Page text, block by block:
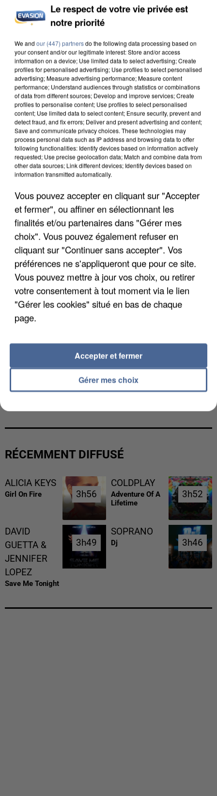
INCENDIES : L’ÎLE-DE-FRANCE LANCE UN ÉLAN
DE SOLIDARITÉ AVEC LES...
APRÈS TOUTES CES CANICULES, LES REFUGES
DE FAUNE SAUVAGE SONT...
L’UN DES FONDATEURS SUPPOSÉS DE LA DZ
RÉCEMMENT DIFFUSÉ
ALICIA KEYS
Girl On Fire 3h56
3h56
COLDPLAY
Adventure Of A
Lifetime
3h52
3h52
DAVID
GUETTA &
JENNIFER
LOPEZ
Save Me Tonight
3h49
3h49
SOPRANO
Dj 3h46
3h46
Le respect de votre vie privée est
notre priorité
We and our (447) partnersdo the following data processing based on
your consent and/or our legitimate interest: Store and/or access
information on a device; Use limited data to select advertising; Create
profiles for personalised advertising; Use profiles to select personalised
advertising; Measure advertising performance; Measure content
performance; Understand audiences through statistics or combinations
of data from different sources; Develop and improve services; Create
profiles to personalise content; Use profiles to select personalised
content; Use limited data to select content; Ensure security, prevent and
detect fraud, and fix errors; Deliver and present advertising and content;
Save and communicate privacy choices. These technologies may
process personal data such as IP address and browsing data to offer
following functionalities: Identify devices based on information actively
requested; Use precise geolocation data; Match and combine data from
other data sources; Link different devices; Identify devices based on
information transmitted automatically.
Vous pouvez accepter en cliquant sur "Accepter
et fermer", ou affiner en sélectionnant les
finalités et/ou partenaires dans "Gérer mes
choix". Vous pouvez également refuser en
cliquant sur "Continuer sans accepter". Vos
préférences ne s'appliqueront que pour ce site.
Vous pouvez mettre à jour vos choix, ou retirer
votre consentement à tout moment via le lien
"Gérer les cookies" situé en bas de chaque
page.
Gérer mes choix
Accepter et fermer